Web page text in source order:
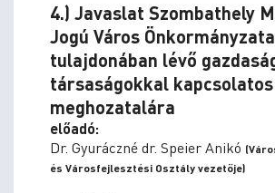
4.) Javaslat Szombathely
Jogú Város Önkormányzata
tulajdonában lévő
társaságokkal
meghozatalára
előadó:
Dr. Gyuráczné dr. Speier Anikó
és Városfejlesztési Osztály vezetője)